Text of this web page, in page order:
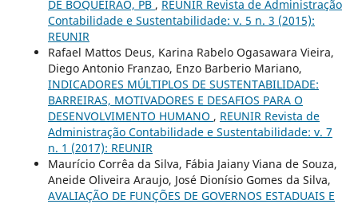
DE BOQUEIRÃO, PB , REUNIR Revista de Administração
Contabilidade e Sustentabilidade: v. 5 n. 3 (2015):
REUNIR
Rafael Mattos Deus, Karina Rabelo Ogasawara Vieira,
Diego Antonio Franzao, Enzo Barberio Mariano,
INDICADORES MÚLTIPLOS DE SUSTENTABILIDADE:
BARREIRAS, MOTIVADORES E DESAFIOS PARA O
DESENVOLVIMENTO HUMANO , REUNIR Revista de
Administração Contabilidade e Sustentabilidade: v. 7
n. 1 (2017): REUNIR
Maurício Corrêa da Silva, Fábia Jaiany Viana de Souza,
Aneide Oliveira Araujo, José Dionísio Gomes da Silva,
AVALIAÇÃO DE FUNÇÕES DE GOVERNOS ESTADUAIS E